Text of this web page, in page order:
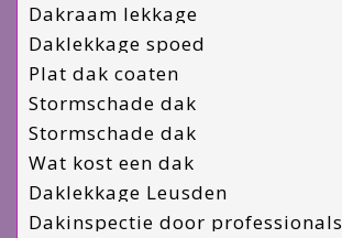
Dakraam lekkage
Daklekkage spoed
Plat dak coaten
Stormschade dak
Stormschade dak
Wat kost een dak
Daklekkage Leusden
Dakinspectie door professionals